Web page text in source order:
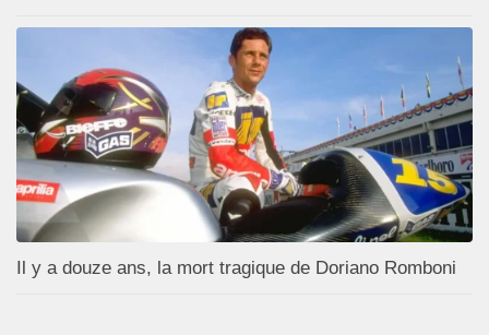
Il y a douze ans, la mort tragique de Doriano Romboni